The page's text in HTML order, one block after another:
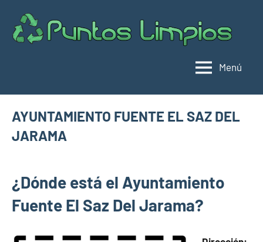
contenido
Menú
AYUNTAMIENTO FUENTE EL SAZ DEL
JARAMA
limpios en
municipios
de Madrid
2025
¿Dónde está el Ayuntamiento
Fuente El Saz Del Jarama?